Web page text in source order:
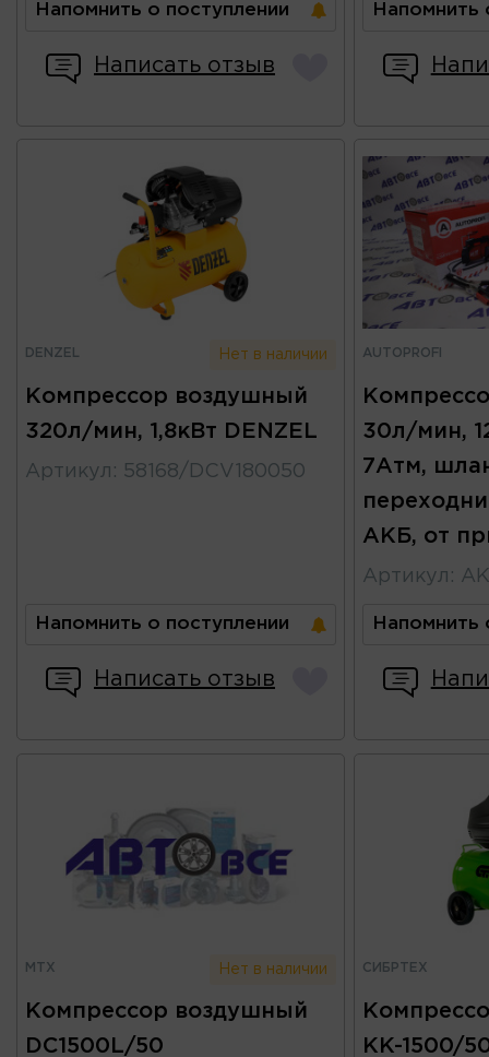
Напомнить о поступлении
Написать отзыв
Напомнить
DENZEL Нет в наличии
Компрессор воздушный
320л/мин, 1,8кВт DENZEL
Артикул : 58168/DCV180050
Напомнить о поступлении
Написать отзыв
AUTOPROFI
30л/мин,
7Атм,
АКБ, от
Артикул :
Напомнить
MTX Нет в наличии
Компрессор воздушный
DC1500L/50
СИБРТЕХ
KK-1500/